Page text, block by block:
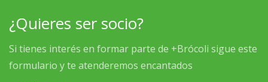
¿Quieres ser socio?
Si tienes interés en formar parte de +Brócoli sigue este
formulario y te atenderemos encantados